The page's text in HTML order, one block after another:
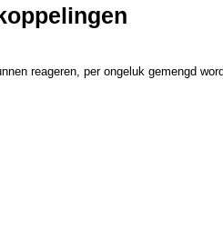
reageren, per ongeluk gemengd